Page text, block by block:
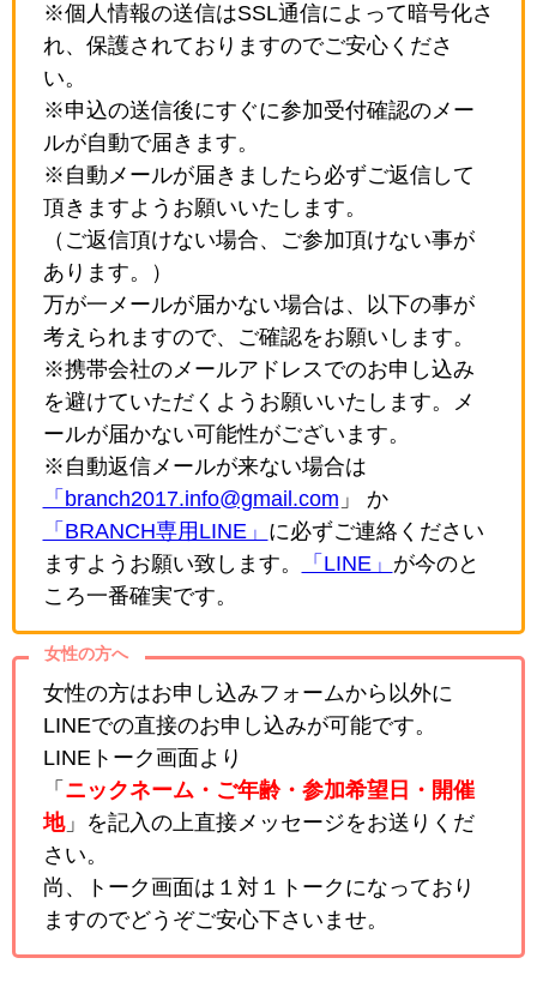
※個人情報の送信はSSL通信によって暗号化さ
れ、保護されておりますのでご安心くださ
い。
※申込の送信後にすぐに参加受付確認のメー
ルが自動で届きます。
※自動メールが届きましたら必ずご返信して
頂きますようお願いいたします。
（ご返信頂けない場合、ご参加頂けない事が
あります。）
万が一メールが届かない場合は、以下の事が
考えられますので、ご確認をお願いします。
※携帯会社のメールアドレスでのお申し込み
を避けていただくようお願いいたします。メ
ールが届かない可能性がございます。
※自動返信メールが来ない場合は
「branch2017.info@gmail.com 」 か
「BRANCH専用LINE」 に必ずご連絡ください
ますようお願い致します。
「LINE」 が今のと
ころ一番確実です。
女性の方へ
女性の方はお申し込みフォームから以外に
LINEでの直接のお申し込みが可能です。
LINEトーク画面より
「 ニックネーム・ご年齢・参加希望日・開催
地」を記入の上直接メッセージをお送りくだ
さい。
尚、トーク画面は１対１トークになっており
ますのでどうぞご安心下さいませ。